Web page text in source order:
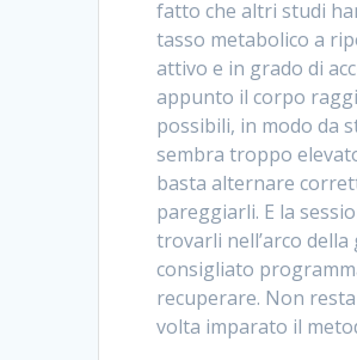
fatto che altri studi
tasso metabolico a
attivo e in grado di
appunto il corpo
possibili, in modo da
sembra troppo
basta alternare
pareggiarli. E la
trovarli nell’arco
consigliato
recuperare. Non
volta imparato il